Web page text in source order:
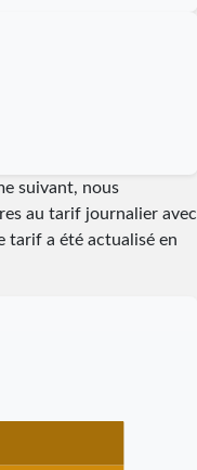
suivant, nous
au tarif journalier avec
tarif a été actualisé en